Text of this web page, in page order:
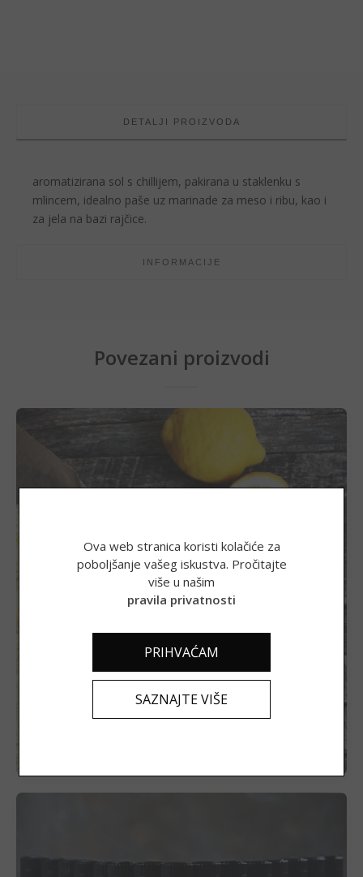
DETALJI PROIZVODA
aromatizirana sol s chillijem, pakirana u staklenku s
mlincem, idealno paše uz marinade za meso i ribu, kao i
za jela na bazi rajčice.
INFORMACIJE
Povezani proizvodi
Adorable, Aromatizirana sol, okus limun
5,97€ (44,98 kn)
Ova web stranica koristi kolačiće za
poboljšanje vašeg iskustva. Pročitajte
više u našim
pravila privatnosti
PRIHVAĆAM
SAZNAJTE VIŠE